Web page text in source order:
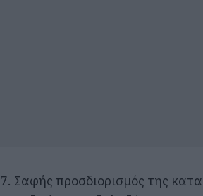
7. Σαφής προσδιορισμός της